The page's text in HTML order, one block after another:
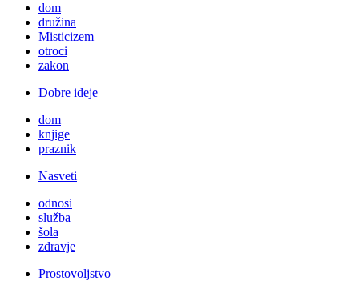
dom
družina
Misticizem
otroci
zakon
Dobre ideje
dom
knjige
praznik
Nasveti
odnosi
služba
šola
zdravje
Prostovoljstvo